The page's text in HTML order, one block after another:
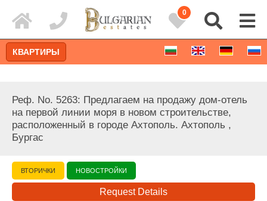
0
КВАРТИРЫ
Реф. No. 5263: Предлагаем на продажу дом-отель
на первой линии моря в новом строительстве,
расположенный в городе Ахтополь. Ахтополь ,
Бургас
ВТОРИЧКИ НОВОСТРОЙКИ
Request Details